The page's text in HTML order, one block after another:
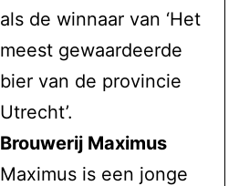
als de winnaar van ‘Het
meest gewaardeerde
bier van de provincie
Utrecht’.
Brouwerij Maximus
Maximus is een jonge